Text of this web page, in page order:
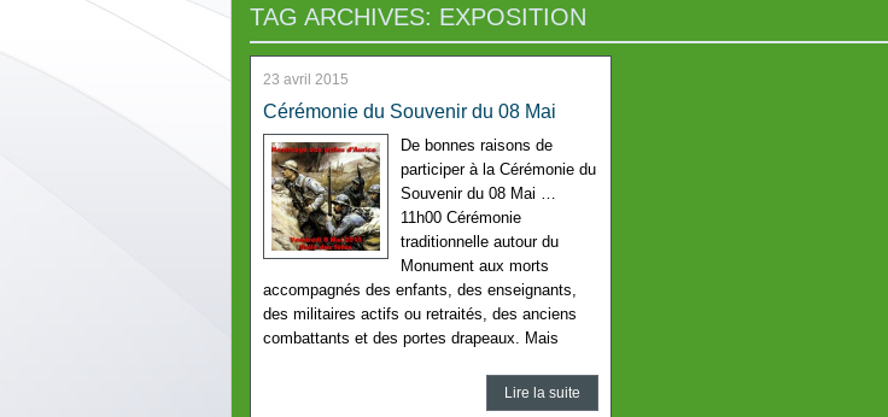
TAG ARCHIVES: EXPOSITION
23 avril 2015
Cérémonie du Souvenir du 08 Mai
De bonnes raisons de
participer à la Cérémonie du
Souvenir du 08 Mai …
11h00 Cérémonie
traditionnelle autour du
Monument aux morts
accompagnés des enfants, des enseignants,
des militaires actifs ou retraités, des anciens
combattants et des portes drapeaux. Mais
Lire la suite